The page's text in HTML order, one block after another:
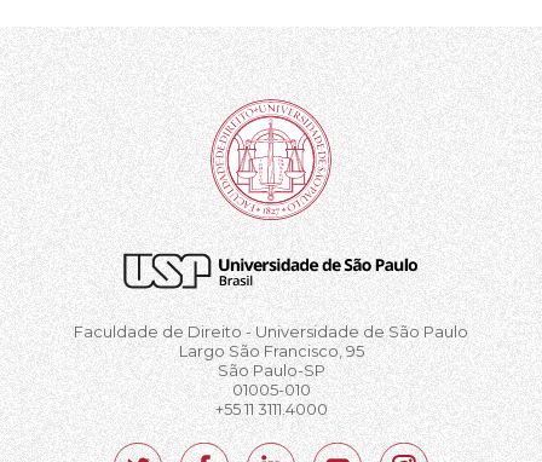
Faculdade de Direito - Universidade de São Paulo
Largo São Francisco, 95
São Paulo-SP
01005-010
+55 11 3111.4000